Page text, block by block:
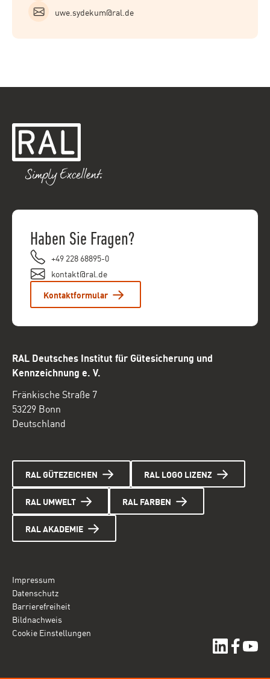
uwe.sydekum@ral.de
Haben Sie Fragen?
+49 228 68895-0
kontakt@ral.de
Kontaktformular
RAL Deutsches Institut für Gütesicherung und
Kennzeichnung e. V.
Fränkische Straße 7
53229 Bonn
Deutschland
RAL GÜTEZEICHEN RAL LOGO LIZENZ
RAL UMWELT RAL FARBEN
RAL AKADEMIE
Impressum
Datenschutz
Barrierefreiheit
Bildnachweis
Cookie Einstellungen